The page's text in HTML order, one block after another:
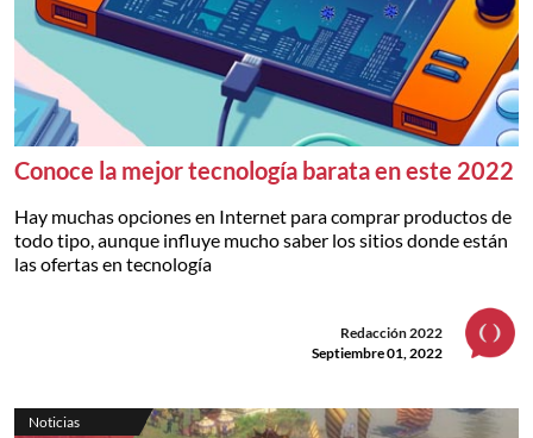
Conoce la mejor tecnología barata en este 2022
Hay muchas opciones en Internet para comprar productos de
todo tipo, aunque influye mucho saber los sitios donde están
las ofertas en tecnología
Redacción 2022
Septiembre 01, 2022
Noticias